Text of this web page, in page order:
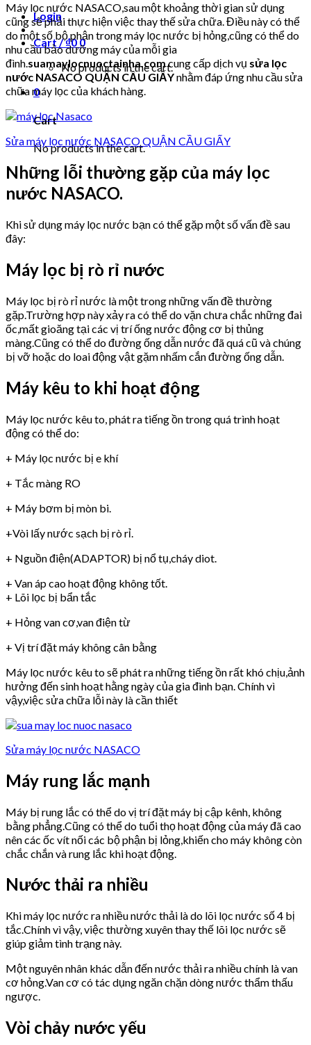
Login
Cart /₫0 0
No products in the cart.
0
Cart
No products in the cart.
Máy lọc nước NASACO,sau một khoảng thời gian sử dụng
cũng sẽ phải thực hiện việc thay thế sửa chữa. Điều này có thể
do một số bộ phận trong máy lọc nước bị hỏng,cũng có thể do
nhu cầu bảo dưỡng máy của mỗi gia
đình.suamaylocnuoctainha.comcung cấp dịch vụ sửa lọc
nước NASACO QUẬN CẦU GIẤYnhằm đáp ứng nhu cầu sửa
chữa máy lọc của khách hàng.
Sửa máy lọc nước NASACO QUẬN CẦU GIẤY
Những lỗi thường gặp của máy lọc
nước NASACO.
Khi sử dụng máy lọc nước bạn có thể gặp một số vấn đề sau
đây:
Máy lọc bị rò rỉ nước
Máy lọc bị rò rỉ nước là một trong những vấn đề thường
gặp.Trường hợp này xảy ra có thể do vặn chưa chắc những đai
ốc,mất gioăng tại các vị trí ống nước động cơ bị thủng
màng.Cũng có thể do đường ống dẫn nước đã quá cũ và chúng
bị vỡ hoặc do loai động vật gặm nhấm cắn đường ống dẫn.
Máy kêu to khi hoạt động
Máy lọc nước kêu to, phát ra tiếng ồn trong quá trình hoạt
động có thể do:
+ Máy lọc nước bị e khí
+ Tắc màng RO
+ Máy bơm bị mòn bi.
+Vòi lấy nước sạch bị rò rỉ.
+ Nguồn điện(ADAPTOR) bị nổ tụ,cháy diot.
+ Van áp cao hoạt động không tốt.
+ Lõi lọc bị bẩn tắc
+ Hỏng van cơ,van điện từ
+ Vị trí đặt máy không cân bằng
Máy lọc nước kêu to sẽ phát ra những tiếng ồn rất khó chịu,ảnh
hưởng đến sinh hoạt hằng ngày của gia đình bạn. Chính vì
vậy,việc sửa chữa lỗi này là cần thiết
Sửa máy lọc nước NASACO
Máy rung lắc mạnh
Máy bị rung lắc có thể do vị trí đặt máy bị cập kênh, không
bằng phẳng.Cũng có thể do tuổi thọ hoạt động của máy đã cao
nên các ốc vít nối các bộ phận bị lỏng,khiến cho máy không còn
chắc chắn và rung lắc khi hoạt động.
Nước thải ra nhiều
Khi máy lọc nước ra nhiều nước thải là do lõi lọc nước số 4 bị
tắc.Chính vì vậy, việc thường xuyên thay thế lõi lọc nước sẽ
giúp giảm tình trạng này.
Một nguyên nhân khác dẫn đến nước thải ra nhiều chính là van
cơ hỏng.Van cơ có tác dụng ngăn chặn dòng nước thẩm thấu
ngược.
Vòi chảy nước yếu